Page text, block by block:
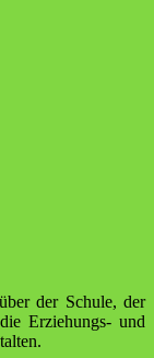
der Schule, der
Erziehungs- und